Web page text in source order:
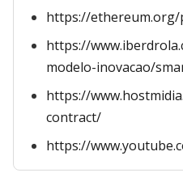
https://
https://
modelo-inovacao/
https://
contract/
https://